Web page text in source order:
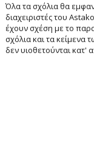
Όλα τα σχόλια θα
διαχειριστές του
έχουν σχέση με το
σχόλια και τα κείμενα
δεν υιοθετούνται κατ'